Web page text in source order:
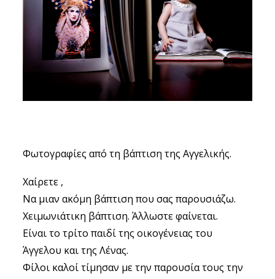
ΣΧΕΤΙΚΑ
ΕΠΙΚΟΙΝΩΝΊΑ
Φωτογραφίες από τη βάπτιση της Αγγελικής.
Χαίρετε ,
Να μιαν ακόμη βάπτιση που σας παρουσιάζω.
Χειμωνιάτικη βάπτιση. Άλλωστε φαίνεται.
Είναι το τρίτο παιδί της οικογένειας του
Άγγελου και της Λένας.
Φίλοι καλοί τίμησαν με την παρουσία τους την